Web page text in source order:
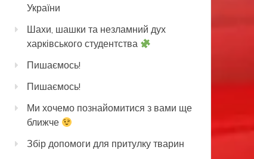
України
Шахи, шашки та незламний дух
харківського студентства
Пишаємось!
Пишаємось!
Ми хочемо познайомитися з вами ще
ближче
Збір допомоги для притулку тварин